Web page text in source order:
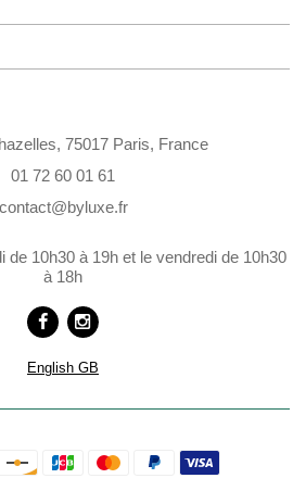
75017 Paris, France
01 72 60 01 61
contact@byluxe.fr
de 10h30 à 19h et le vendredi de 10h30
à 18h
English GB